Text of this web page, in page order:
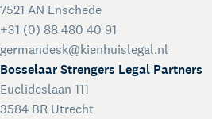
7521 AN Enschede
+31 (0) 88 480 40 91
germandesk@kienhuislegal.nl
Bosselaar Strengers Legal Partners
Euclideslaan 111
3584 BR Utrecht